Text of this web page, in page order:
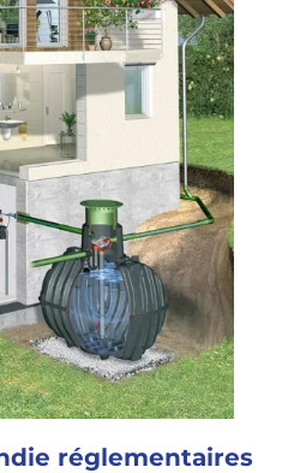
réglementaires